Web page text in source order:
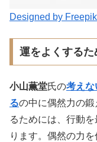
Designed by Freepik
運をよくするた
小山薫堂氏の考え
るの中に偶然力の
るためには、行動
ります。偶然の力